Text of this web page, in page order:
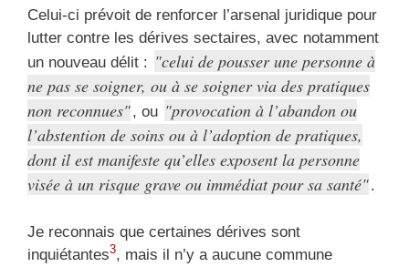
Celui-ci prévoit de renforcer l’arsenal juridique pour
lutter contre les dérives sectaires, avec notamment
un nouveau délit :
celui de pousser une personne à
ne pas se soigner, ou à se soigner via des pratiques
non reconnues , ou
provocation à l’abandon ou
l’abstention de soins ou à l’adoption de pratiques,
dont il est manifeste qu’elles exposent la personne
visée à un risque grave ou immédiat pour sa santé .
Je reconnais que certaines dérives sont
inquiétantes3, mais il n’y a aucune commune